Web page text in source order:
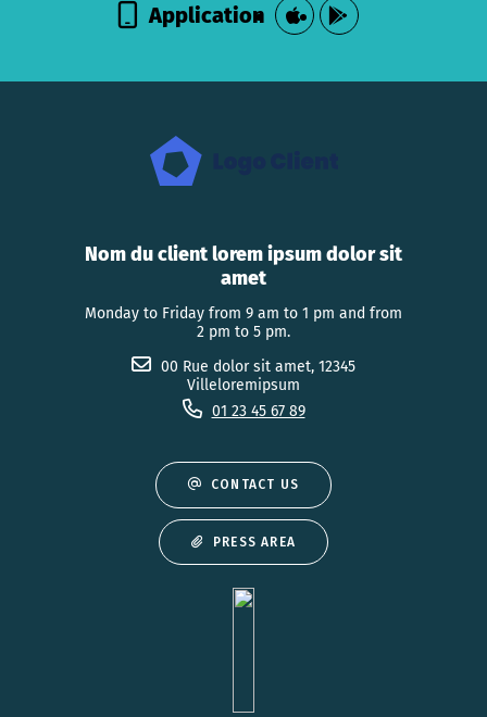
Application
Nom du client lorem ipsum dolor sit
amet
Monday to Friday from 9 am to 1 pm and from
2 pm to 5 pm.
00 Rue dolor sit amet, 12345
Villeloremipsum
01 23 45 67 89
CONTACT US
PRESS AREA